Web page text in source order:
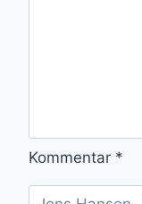
Kommentar *